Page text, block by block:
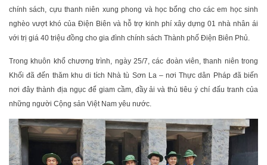
chính sách, cựu thanh niên xung phong và học bổng cho các em học sinh
nghèo vượt khó của Điện Biên và hỗ trợ kinh phí xây dựng 01 nhà nhân ái
với trị giá 40 triệu đồng cho gia đình chính sách Thành phố Điện Biên Phủ.
Trong khuôn khổ chương trình, ngày 25/7, các đoàn viên, thanh niên trong
Khối đã đến thăm khu di tích Nhà tù Sơn La – nơi Thực dân Pháp đã biến
nơi đây thành địa ngục để giam cầm, đầy ải và thủ tiêu ý chí đấu tranh của
những người Cộng sản Việt Nam yêu nước.